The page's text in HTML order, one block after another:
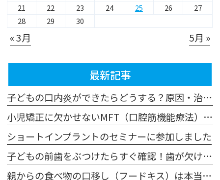
21
22 23 24 25 26
27
28
29 30
« 3月 5月 »
最新記事
子どもの口内炎ができたらどうする？原因・治し方・受診の目安を歯科医院が解説
小児矯正に欠かせないMFT（口腔筋機能療法）とは？歯並びとの関係やトレーニング方法を解説
ショートインプラントのセミナーに参加しました
子どもの前歯をぶつけたらすぐ確認！歯が欠けた・グラグラ・抜けたときの対応方法
親からの食べ物の口移し（フードキス）は本当に危険？子どもの虫歯予防の正しい知識